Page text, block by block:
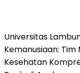
Universitas
Kemanusiaan: Tim
Kesehatan